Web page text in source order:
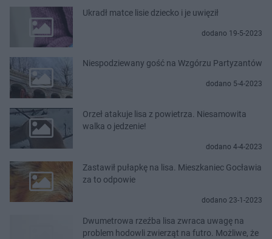
Ukradł matce lisie dziecko i je uwięził
dodano 19-5-2023
Niespodziewany gość na Wzgórzu Partyzantów
dodano 5-4-2023
Orzeł atakuje lisa z powietrza. Niesamowita
walka o jedzenie!
dodano 4-4-2023
Zastawił pułapkę na lisa. Mieszkaniec Gocławia
za to odpowie
dodano 23-1-2023
Dwumetrowa rzeźba lisa zwraca uwagę na
problem hodowli zwierząt na futro. Możliwe, że